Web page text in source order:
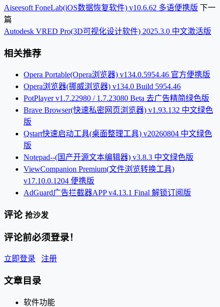
Aiseesoft FoneLab(iOS数据恢复软件) v10.6.62 多语便携版 下一
篇
Autodesk VRED Pro(3D可视化设计软件) 2025.3.0 中文激活版
相关推荐
Opera Portable(Opera浏览器) v134.0.5954.46 官方便携版
Opera浏览器(挪威浏览器) v134.0 Build 5954.46
PotPlayer v1.7.22980 / 1.7.23080 Beta 去广告精简绿色版
Brave Browser(快速私密网页浏览器) v1.93.132 中文绿色
版
Qstart快速启动工具(桌面整理工具) v20260804 中文绿色
版
Notepad--(国产开源文本编辑器) v3.8.3 中文绿色版
ViewCompanion Premium(文件浏览转换工具)
v17.10.0.1204 便携版
AdGuard广告拦截器APP v4.13.1 Final 解锁订阅版
评论 抢沙发
评论前必须登录！
立即登录 注册
文章目录
软件功能